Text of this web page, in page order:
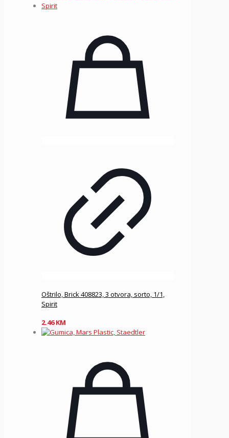
Oštrilo, Brick 408823, 3 otvora, sorto, 1/1,
Spirit
2.46KM